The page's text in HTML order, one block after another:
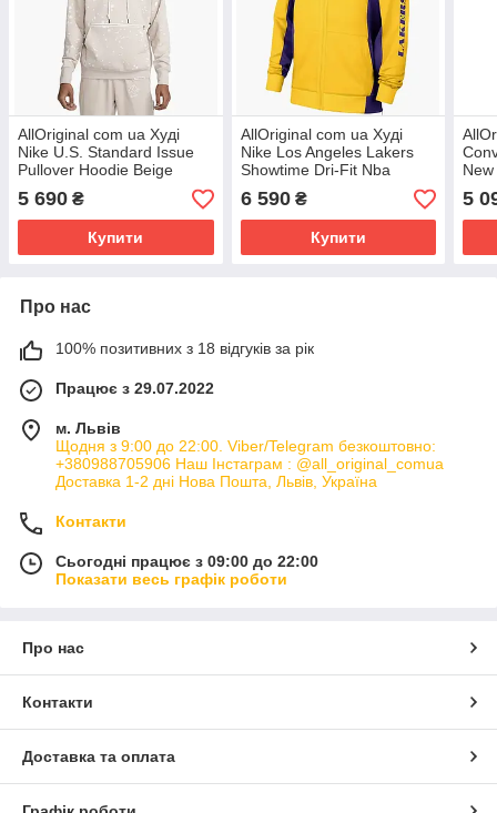
AllOriginal com ua Худі
Nike U.S. Standard Issue
Pullover Hoodie Beige
DV1910-292 РОЗМІРИ
ЗАПИТУЙТЕ
5 690 ₴
Купити
AllOriginal com ua Худі
Nike Los Angeles Lakers
Showtime Dri-Fit Nba
Yellow DX9420-728
РОЗМІРИ ЗАПИТУЙТЕ
6 590₴
Купити
5
Про нас
100% позитивних з 18 відгуків за рік
Працює з 29.07.2022
м. Львів
Щодня з 9:00 до 22:00. Viber/Telegram безкоштовно:
+380988705906 Наш Інстаграм : @all_original_comua
Доставка 1-2 дні Нова Пошта, Львів, Україна
Контакти
Сьогодні працює з 09:00 до 22:00
Показати весь графік роботи
Про нас
Контакти
Доставка та оплата